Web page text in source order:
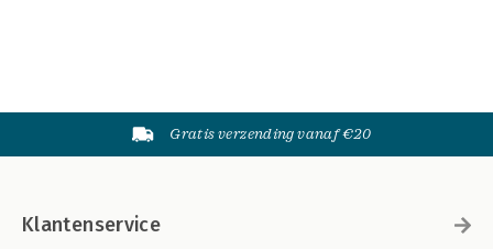
Gratis verzending vanaf €20
Klantenservice